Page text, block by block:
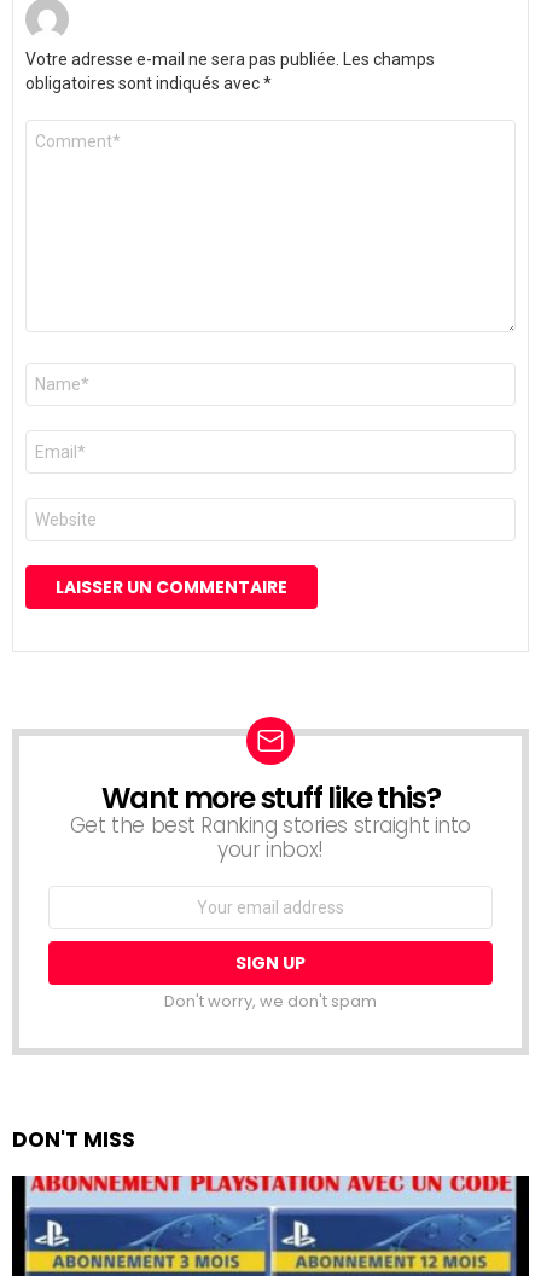
Votre adresse e-mail ne sera pas publiée.
Les champs
obligatoires sont indiqués avec*
Commentaire
Nom
E-
mail
*
Site
web
NEWSLETTER
Want more stuff like this?
Get the best Ranking stories straight into
your inbox!
Email
Don't worry, we don't spam
DON'T MISS